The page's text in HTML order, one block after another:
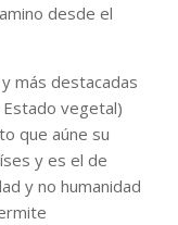
desde el
más destacadas
vegetal)
que aúne su
y es el de
y no humanidad